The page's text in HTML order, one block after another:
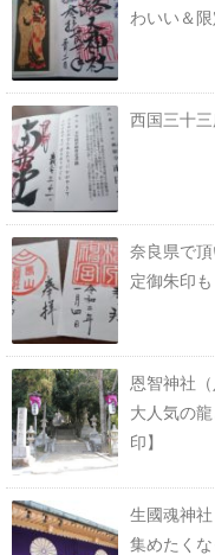
わいい＆
西国三十
奈良県で
定御朱印
恩智神社
大人気の
印】
生國魂神
集めたく